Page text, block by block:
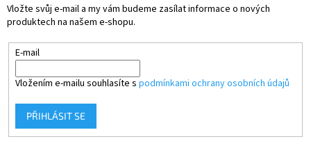
Vložte svůj e-mail a my vám budeme zasílat informace o nových
produktech na našem e-shopu.
E-mail
Vložením e-mailu souhlasíte s podmínkami ochrany osobních údajů
PŘIHLÁSIT SE